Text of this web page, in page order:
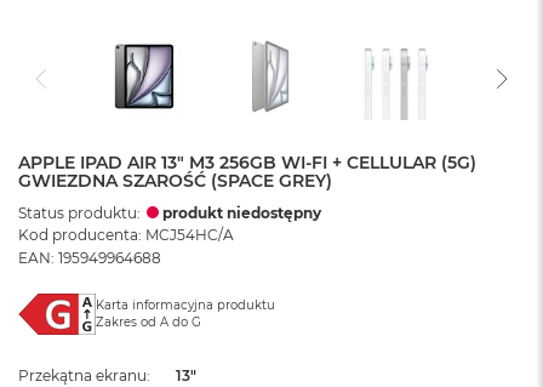
APPLE IPAD AIR 13" M3 256GB WI-FI + CELLULAR (5G)
GWIEZDNA SZAROŚĆ (SPACE GREY)
Status produktu:
produkt niedostępny
Kod producenta: MCJ54HC/A
EAN: 195949964688
Karta informacyjna produktu
Zakres od A do G
Przekątna ekranu
13"